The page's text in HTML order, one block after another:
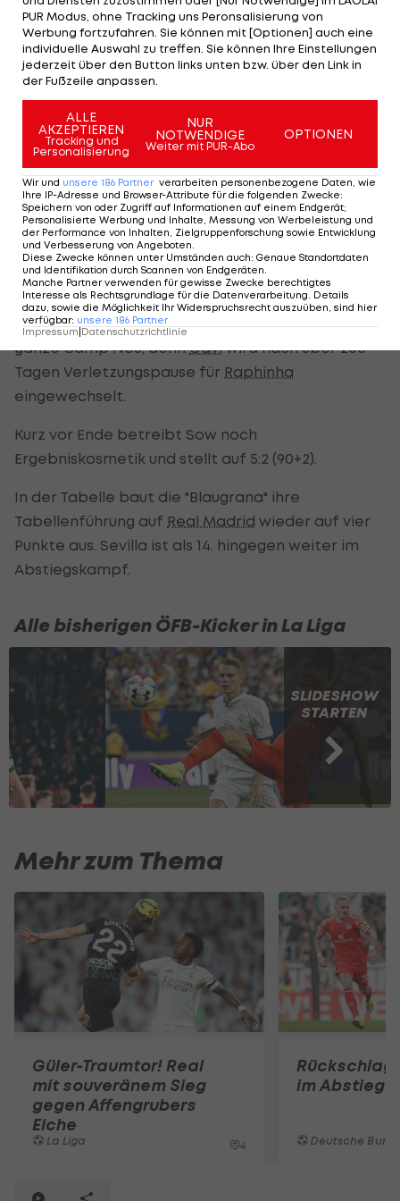
begräbt. Der Brasilianer wird am Strafraumrand
von Fermin Lopez angespielt und trifft mit einem
abgefälschten Schuss zu seinem Dreierpack (51.).
In der 60. Minute macht Winter-Neuzugang Joao
Cancelo dann alles klar. Der Portugiese krönt mit
einem schönen Treffer seine starke Leistung.
Gavi feiert Comeback
Danach haben die Katalanen noch einige
Möglichkeiten weiter zu erhöhen, doch vor dem
Tor fehlt das Glück.
Dennoch erhebt sich kurz vor Ende nochmal das
ganze Camp Nou, dennGaviwird nach über 200
Tagen Verletzungspause für Raphinha
eingewechselt.
Kurz vor Ende betreibt Sow noch
Ergebniskosmetik und stellt auf 5:2 (90+2).
In der Tabelle baut die "Blaugrana" ihre
Tabellenführung auf Real Madrid wieder auf vier
Punkte aus. Sevilla ist als 14. hingegen weiter im
Abstiegskampf.
Alle bisherigen ÖFB-Kicker in La Liga
SLIDESHOW
STARTEN
Mehr zum Thema
Güler-Traumtor! Real
mit souveränem Sieg
gegen Affengrubers
Elche
La Liga 4
Rückschlag
im
Deutsche
PUR Modus, ohne Tracking uns Peronsalisierung von
Werbung fortzufahren. Sie können mit [Optionen] auch eine
individuelle Auswahl zu treffen. Sie können Ihre Einstellungen
jederzeit über den Button links unten bzw. über den Link in
der Fußzeile anpassen.
ALLE
AKZEPTIEREN
Tracking und
Personalisierung
NUR
NOTWENDIGE
Weiter mit PUR-Abo
OPTIONEN
Wir und unsere 186 Partner verarbeiten personenbezogene Daten, wie
Ihre IP-Adresse und Browser-Attribute für die folgenden Zwecke:
Speichern von oder Zugriff auf Informationen auf einem Endgerät;
Personalisierte Werbung und Inhalte, Messung von Werbeleistung und
der Performance von Inhalten, Zielgruppenforschung sowie Entwicklung
und Verbesserung von Angeboten.
Diese Zwecke können unter Umständen auch: Genaue Standortdaten
und Identifikation durch Scannen von Endgeräten.
Manche Partner verwenden für gewisse Zwecke berechtigtes
Interesse als Rechtsgrundlage für die Datenverarbeitung. Details
dazu, sowie die Möglichkeit Ihr Widerspruchsrecht auszuüben, sind hier
verfügbar: unsere 186 Partner
Impressum Datenschutzrichtlinie